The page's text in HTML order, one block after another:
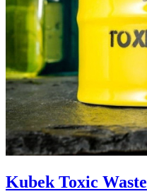
Kubek Toxic Waste